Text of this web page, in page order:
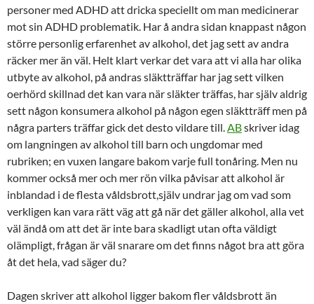
personer med ADHD att dricka speciellt om man medicinerar
mot sin ADHD problematik. Har å andra sidan knappast någon
större personlig erfarenhet av alkohol, det jag sett av andra
räcker mer än väl. Helt klart verkar det vara att vi alla har olika
utbyte av alkohol, på andras släktträffar har jag sett vilken
oerhörd skillnad det kan vara när släkter träffas, har själv aldrig
sett någon konsumera alkohol på någon egen släktträff men på
några parters träffar gick det desto vildare till.ABskriver idag
om langningen av alkohol till barn och ungdomar med
rubriken; en vuxen langare bakom varje full tonåring. Men nu
kommer också mer och mer rön vilka påvisar att alkohol är
inblandad i de flesta våldsbrott,själv undrar jag om vad som
verkligen kan vara rätt väg att gå när det gäller alkohol, alla vet
väl ändå om att det är inte bara skadligt utan ofta väldigt
olämpligt, frågan är väl snarare om det finns något bra att göra
åt det hela, vad säger du?
Dagen skriver att alkohol ligger bakom fler våldsbrott än